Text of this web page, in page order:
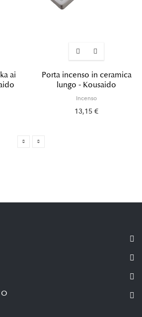
ai
Porta incenso in ceramica
lungo - Kousaido
Incenso
13,15 €